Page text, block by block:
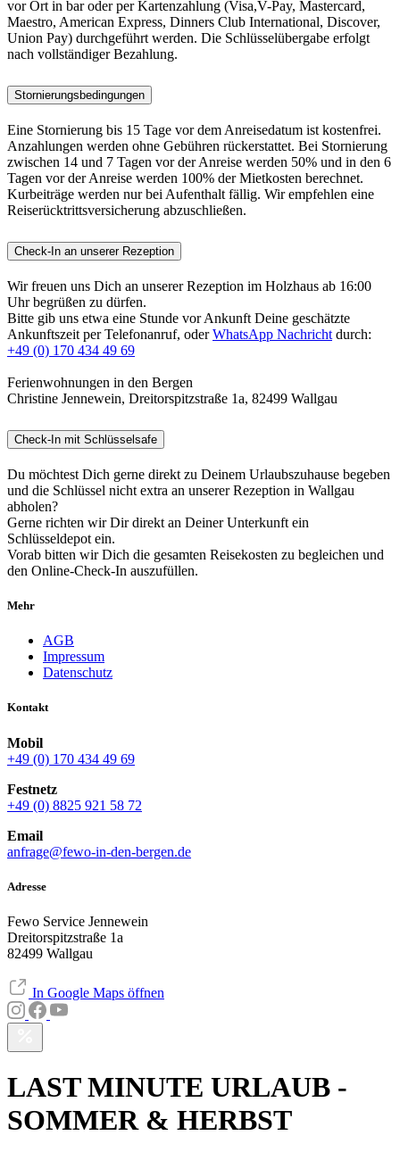
vor Ort in bar oder per Kartenzahlung (Visa,V-Pay, Mastercard,
Maestro, American Express, Dinners Club International, Discover,
Union Pay) durchgeführt werden. Die Schlüsselübergabe erfolgt
nach vollständiger Bezahlung.
Stornierungsbedingungen
Eine Stornierung bis 15 Tage vor dem Anreisedatum ist kostenfrei.
Anzahlungen werden ohne Gebühren rückerstattet. Bei Stornierung
zwischen 14 und 7 Tagen vor der Anreise werden 50% und in den 6
Tagen vor der Anreise werden 100% der Mietkosten berechnet.
Kurbeiträge werden nur bei Aufenthalt fällig. Wir empfehlen eine
Reiserücktrittsversicherung abzuschließen.
Check-In an unserer Rezeption
Wir freuen uns Dich an unserer Rezeption im Holzhaus ab 16:00
Uhr begrüßen zu dürfen.
Bitte gib uns etwa eine Stunde vor Ankunft Deine geschätzte
Ankunftszeit per Telefonanruf, oderWhatsApp Nachricht durch:
+49 (0) 170 434 49 69
Ferienwohnungen in den Bergen
Christine Jennewein, Dreitorspitzstraße 1a, 82499 Wallgau
Check-In mit Schlüsselsafe
Du möchtest Dich gerne direkt zu Deinem Urlaubszuhause begeben
und die Schlüssel nicht extra an unserer Rezeption in Wallgau
abholen?
Gerne richten wir Dir direkt an Deiner Unterkunft ein
Schlüsseldepot ein.
Vorab bitten wir Dich die gesamten Reisekosten zu begleichen und
den Online-Check-In auszufüllen.
Mehr
AGB
Impressum
Datenschutz
Kontakt
Mobil
+49 (0) 170 434 49 69
Festnetz
+49 (0) 8825 921 58 72
Email
anfrage@fewo-in-den-bergen.de
Adresse
Fewo Service Jennewein
Dreitorspitzstraße 1a
82499 Wallgau
In Google Maps öffnen
LAST MINUTE URLAUB -
SOMMER & HERBST